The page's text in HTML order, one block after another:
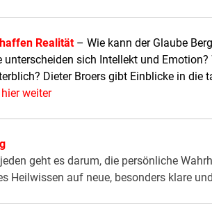
Realität – Wie kann der Glaube
unterscheiden sich Intellekt und
Dieter Broers gibt Einblicke in die
hier weiter
geht es darum, die persönliche
Heilwissen auf neue, besonders klare